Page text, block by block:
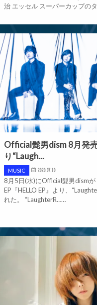
治 エッセル スーパーカップの
Official髭男dism 8月発
り“Laugh...
MUSIC 2020.07.10
8月5日(水)にOfficial髭男dism
EP『HELLO EP』より、
れた。 “LaughterR……